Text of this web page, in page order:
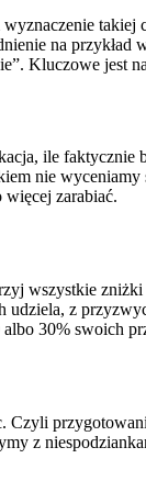
na
Kluczowe jest
ile faktycznie
nie
więcej zarabiać.
wszystkie
z
30% swoich
z